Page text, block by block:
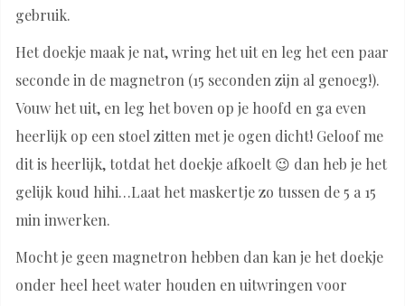
gebruik.
Het doekje maak je nat, wring het uit en leg het een paar
seconde in de magnetron (15 seconden zijn al genoeg!).
Vouw het uit, en leg het boven op je hoofd en ga even
heerlijk op een stoel zitten met je ogen dicht! Geloof me
dit is heerlijk, totdat het doekje afkoelt 😉 dan heb je het
gelijk koud hihi…Laat het maskertje zo tussen de 5 a 15
min inwerken.
Mocht je geen magnetron hebben dan kan je het doekje
onder heel heet water houden en uitwringen voor